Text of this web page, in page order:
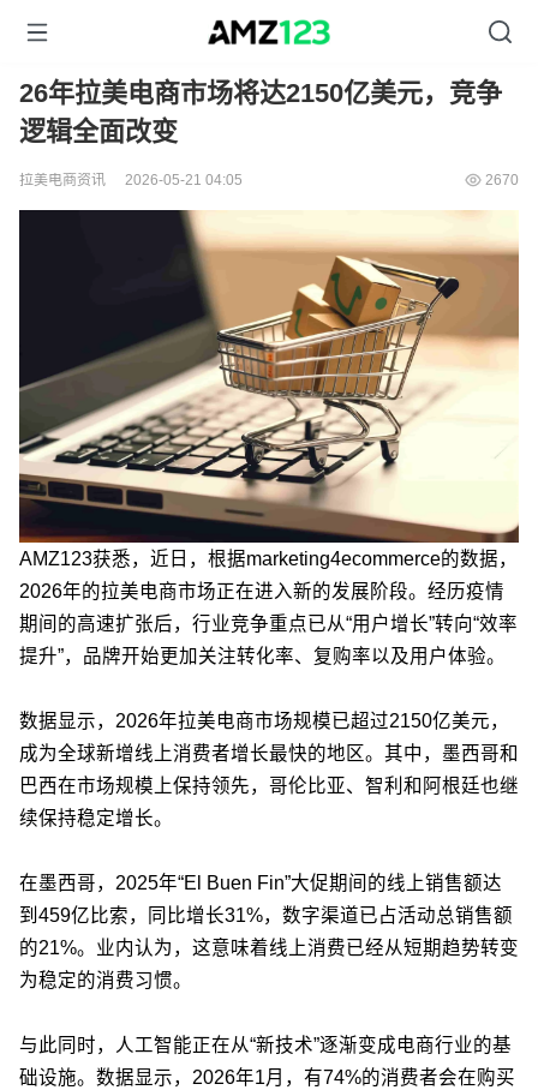
26年拉美电商市场将达2150亿美元，竞争
逻辑全面改变
拉美电商资讯 2026-05-21 04:05 2670
AMZ123获悉，近日，根据marketing4ecommerce的数据，
2026年的拉美电商市场正在进入新的发展阶段。经历疫情
期间的高速扩张后，行业竞争重点已从“用户增长”转向“效率
提升”，品牌开始更加关注转化率、复购率以及用户体验。
数据显示，2026年拉美电商市场规模已超过2150亿美元，
成为全球新增线上消费者增长最快的地区。其中，墨西哥和
巴西在市场规模上保持领先，哥伦比亚、智利和阿根廷也继
续保持稳定增长。
在墨西哥，2025年“El Buen Fin”大促期间的线上销售额达
到459亿比索，同比增长31%，数字渠道已占活动总销售额
的21%。业内认为，这意味着线上消费已经从短期趋势转变
为稳定的消费习惯。
与此同时，人工智能正在从“新技术”逐渐变成电商行业的基
础设施。数据显示，2026年1月，有74%的消费者会在购买